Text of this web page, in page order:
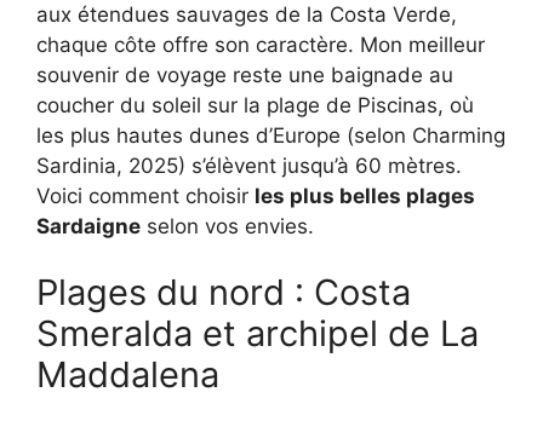
aux étendues sauvages de la Costa Verde,
chaque côte offre son caractère. Mon meilleur
souvenir de voyage reste une baignade au
coucher du soleil sur la plage de Piscinas, où
les plus hautes dunes d’Europe (selon Charming
Sardinia, 2025) s’élèvent jusqu’à 60 mètres.
Voici comment choisir les plus belles plages
Sardaigne selon vos envies.
Plages du nord : Costa
Smeralda et archipel de La
Maddalena